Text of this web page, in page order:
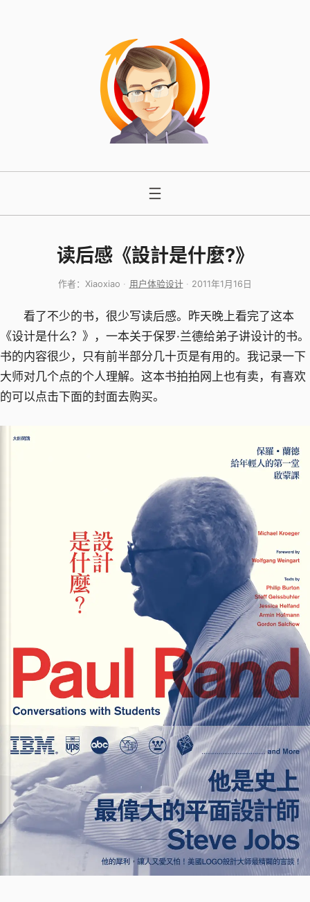
读后感《設計是什麼?》
作者： Xiaoxiao 用户体验设计 2011年1月16日
看了不少的书，很少写读后感。昨天晚上看完了这本
《设计是什么？》，一本关于保罗·兰德给弟子讲设计的书。
书的内容很少，只有前半部分几十页是有用的。我记录一下
大师对几个点的个人理解。这本书拍拍网上也有卖，有喜欢
的可以点击下面的封面去购买。